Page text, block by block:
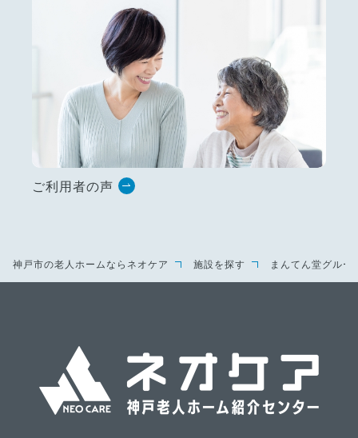
ご利用者の声
神戸市の老人ホームならネオケア 施設を探す まんてん堂グルー